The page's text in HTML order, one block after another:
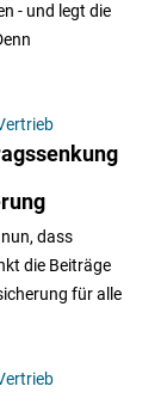
- und legt die
dass
die Beiträge
für alle